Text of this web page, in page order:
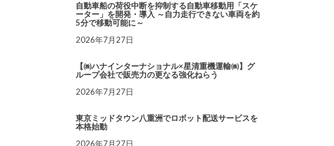
自動車船の荷役中断を抑制する自動車移動用「スケ
ーター」を開発・導入 ～自力走行できない車両を約
5分で移動可能に～
2026年7月27日
【㈱ハナインターナショナル×星清重機運輸㈱】グ
ループ会社で販売力の更なる強化ねらう
2026年7月27日
東京ミッドタウン八重洲でロボット配送サービスを
本格始動
2026年7月27日